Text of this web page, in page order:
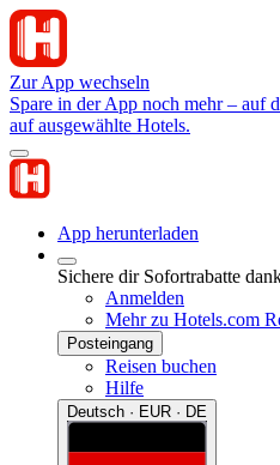
Zur App wechseln
Spare in der App noch mehr – auf
auf ausgewählte Hotels.
App herunterladen
Sichere dir Sofortrabatte
Anmelden
Mehr zu Hotels.com
Posteingang
Reisen buchen
Hilfe
Deutsch · EUR · DE